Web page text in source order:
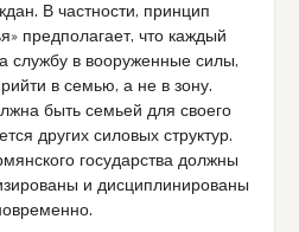
В частности, принцип
предполагает, что каждый
службу в вооруженные силы,
в семью, а не в зону.
быть семьей для своего
других силовых структур.
государства должны
и дисциплинированы